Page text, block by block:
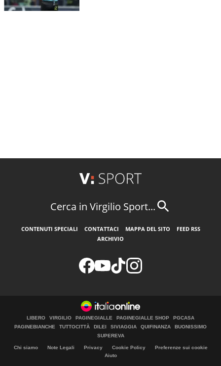
Cerca in Virgilio Sport...
CONTENUTI SPECIALI CONTATTACI MAPPA DEL SITO
FEED RSS
ARCHIVIO
LIBERO VIRGILIO PAGINEGIALLE PAGINEGIALLE SHOP
PGCASA
PAGINEBIANCHE
TUTTOCITTÀ DILEI SIVIAGGIA QUIFINANZA
BUONISSIMO
SUPEREVA
Chi siamo Note Legali Privacy Cookie Policy
Preferenze sui cookie
Aiuto